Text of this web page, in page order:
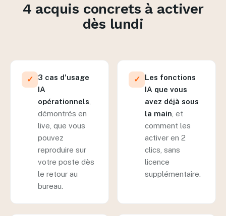
4 acquis concrets à activer
dès lundi
✓
3 cas d'usage
IA
opérationnels
démontrés en
live, que vous
pouvez
reproduire sur
votre poste dès
le retour au
bureau.
✓
Les fonctions
IA que vous
avez déjà sous
la main , et
comment les
activer en 2
clics, sans
licence
supplémentaire.